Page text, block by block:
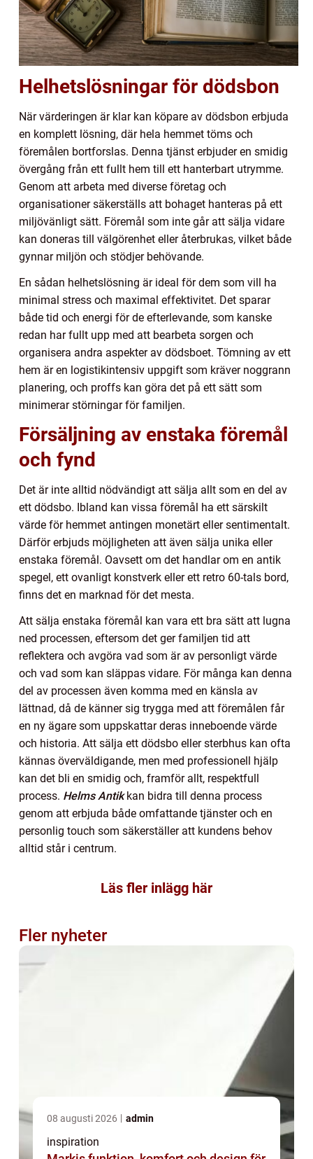
Helhetslösningar för dödsbon
När värderingen är klar kan köpare av dödsbon erbjuda
en komplett lösning, där hela hemmet töms och
föremålen bortforslas. Denna tjänst erbjuder en smidig
övergång från ett fullt hem till ett hanterbart utrymme.
Genom att arbeta med diverse företag och
organisationer säkerställs att bohaget hanteras på ett
miljövänligt sätt. Föremål som inte går att sälja vidare
kan doneras till välgörenhet eller återbrukas, vilket både
gynnar miljön och stödjer behövande.
En sådan helhetslösning är ideal för dem som vill ha
minimal stress och maximal effektivitet. Det sparar
både tid och energi för de efterlevande, som kanske
redan har fullt upp med att bearbeta sorgen och
organisera andra aspekter av dödsboet. Tömning av ett
hem är en logistikintensiv uppgift som kräver noggrann
planering, och proffs kan göra det på ett sätt som
minimerar störningar för familjen.
Försäljning av enstaka föremål
och fynd
Det är inte alltid nödvändigt att sälja allt som en del av
ett dödsbo. Ibland kan vissa föremål ha ett särskilt
värde för hemmet antingen monetärt eller sentimentalt.
Därför erbjuds möjligheten att även sälja unika eller
enstaka föremål. Oavsett om det handlar om en antik
spegel, ett ovanligt konstverk eller ett retro 60-tals bord,
finns det en marknad för det mesta.
Att sälja enstaka föremål kan vara ett bra sätt att lugna
ned processen, eftersom det ger familjen tid att
reflektera och avgöra vad som är av personligt värde
och vad som kan släppas vidare. För många kan denna
del av processen även komma med en känsla av
lättnad, då de känner sig trygga med att föremålen får
en ny ägare som uppskattar deras inneboende värde
och historia. Att sälja ett dödsbo eller sterbhus kan ofta
kännas överväldigande, men med professionell hjälp
kan det bli en smidig och, framför allt, respektfull
process. Helms Antikkan bidra till denna process
genom att erbjuda både omfattande tjänster och en
personlig touch som säkerställer att kundens behov
alltid står i centrum.
Läs fler inlägg här
Fler nyheter
08 augusti 2026 admin
inspiration